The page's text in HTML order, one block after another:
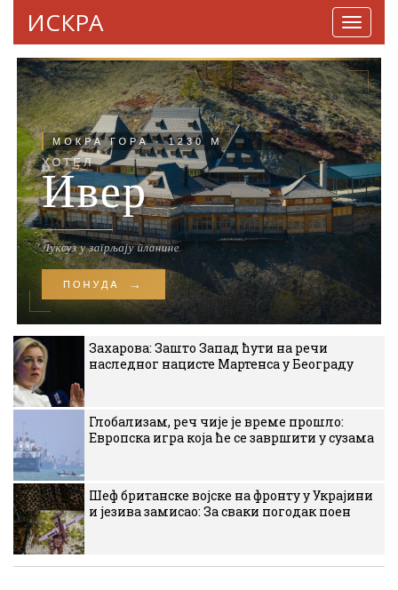
ИСКРА
Захарова: Зашто Запад ћути на речи
наследног нацисте Мартенса у Београду
Глобализам, реч чије је време прошло:
Европска игра која ће се завршити у сузама
Шеф британске војске на фронту у Украјини
и језива замисао: За сваки погодак поен